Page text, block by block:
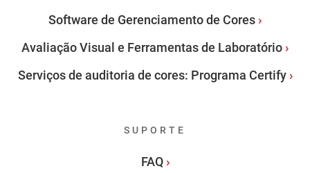
Software de Gerenciamento de Cores
Avaliação Visual e Ferramentas de Laboratório
Serviços de auditoria de cores: Programa Certify
SUPORTE
FAQ